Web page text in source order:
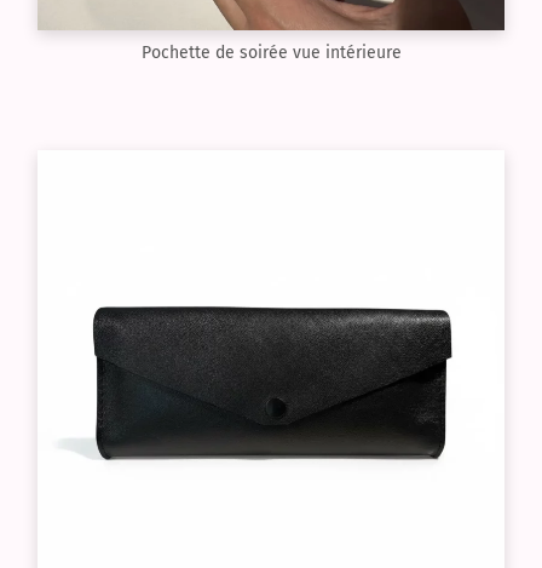
Pochette de soirée vue intérieure